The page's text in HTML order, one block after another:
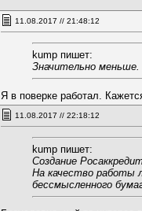
11.08.2017 // 21:48:12
kump пишет:
Значительно меньше.
Я в поверке работал.
11.08.2017 // 22:18:12
kump пишет:
Создание
На качество работы
бессмысленного